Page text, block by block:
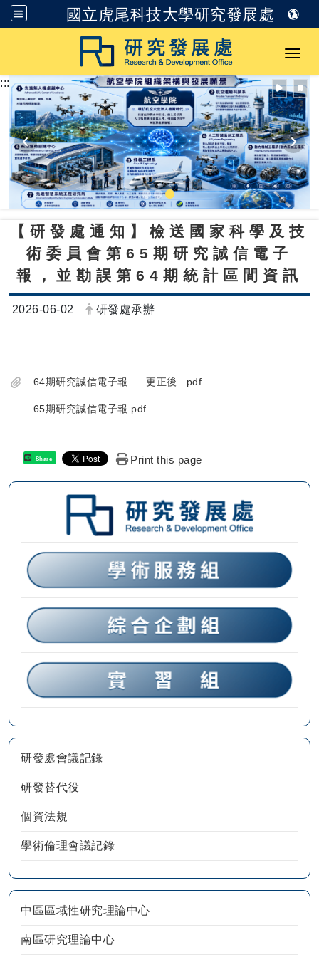
國立虎尾科技大學研究發展處
跳到主要內容
:::
【研發處通知】檢送國家科學及技
術委員會第65期研究誠信電子
報，並勘誤第64期統計區間資訊
日期：
2026-06-02 發布者：
研發處承辦
64期研究誠信電子報___更正後_.pdf
65期研究誠信電子報.pdf
Share Print this page
研發處會議記錄
研發替代役
個資法規
學術倫理會議記錄
中區區域性研究理論中心
南區研究理論中心